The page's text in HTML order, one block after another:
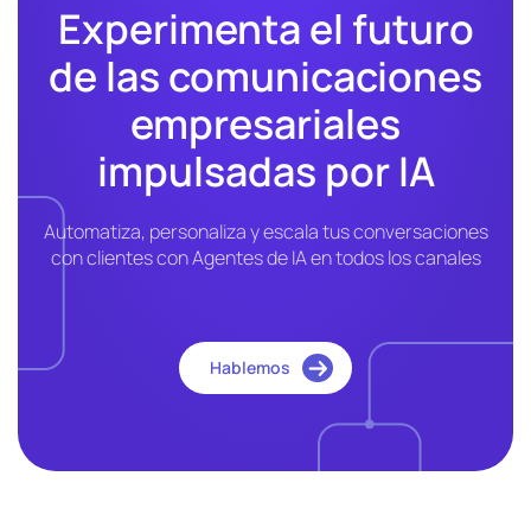
Experimenta el futuro
de las comunicaciones
empresariales
impulsadas por IA
Automatiza, personaliza y escala tus conversaciones
con clientes con Agentes de IA en todos los canales
Hablemos